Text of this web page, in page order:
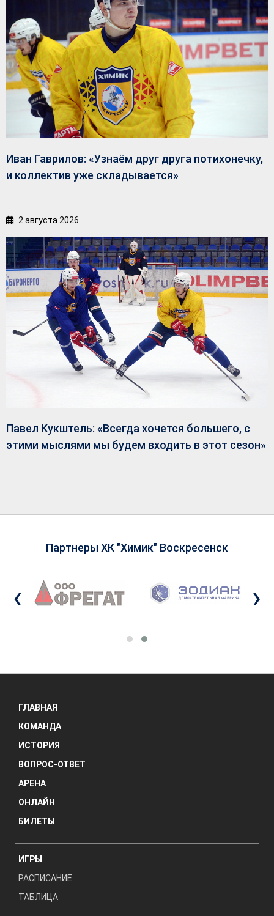
Иван Гаврилов: «Узнаём друг друга потихонечку,
и коллектив уже складывается»
2 августа 2026
Павел Кукштель: «Всегда хочется большего, с
этими мыслями мы будем входить в этот сезон»
Партнеры ХК "Химик" Воскресенск
‹ ›
ГЛАВНАЯ
КОМАНДА
ИСТОРИЯ
ВОПРОС-ОТВЕТ
АРЕНА
ОНЛАЙН
БИЛЕТЫ
ИГРЫ
РАСПИСАНИЕ
ТАБЛИЦА